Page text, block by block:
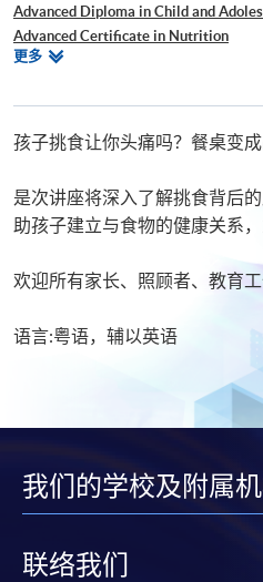
Advanced Diploma in Child and
Advanced Certificate in Nutrition
Advanced Certificate in Clinical
Allergy and Intolerance)
素食營養及食療基礎證書
更多相
孩子挑食让你头痛吗？餐桌变成
是次讲座将深入了解挑食背后
助孩子建立与食物的健康关系
欢迎所有家长、照顾者、教育工
​语言:粤语，辅以英语
我们的学校及附属
联络我们